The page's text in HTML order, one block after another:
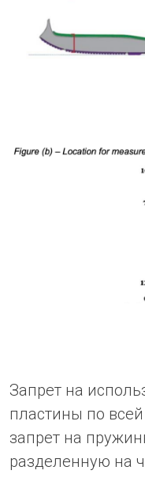
Запрет на
пластины по
запрет на
разделенную на